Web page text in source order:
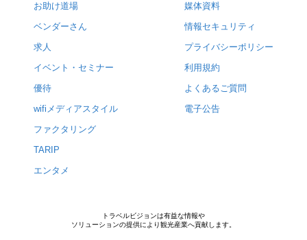
お助け道場
ベンダーさん
求人
イベント・セミナー
優待
wifiメディアスタイル
ファクタリング
TARIP
エンタメ
媒体資料
情報セキュリティ
プライバシーポリシー
利用規約
よくあるご質問
電子公告
トラベルビジョンは有益な情報や
ソリューションの提供により観光産業へ貢献します。